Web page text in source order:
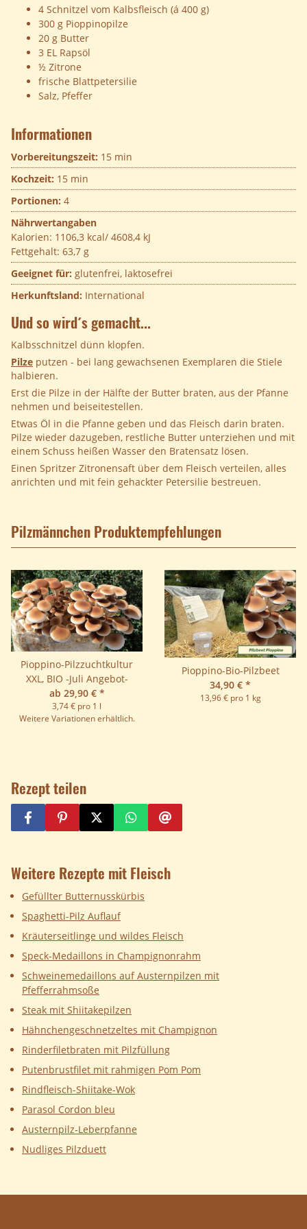
4 Schnitzel vom Kalbsfleisch (á 400 g)
300 g Pioppinopilze
20 g Butter
3 EL Rapsöl
½ Zitrone
frische Blattpetersilie
Salz, Pfeffer
Informationen
Vorbereitungszeit: 15 min
Kochzeit: 15 min
Portionen: 4
Nährwertangaben
Kalorien: 1106,3 kcal/ 4608,4 kJ
Fettgehalt: 63,7 g
Geeignet für: glutenfrei, laktosefrei
Herkunftsland: International
Und so wird´s gemacht...
Kalbsschnitzel dünn klopfen.
Pilze putzen - bei lang gewachsenen Exemplaren die Stiele
halbieren.
Erst die Pilze in der Hälfte der Butter braten, aus der Pfanne
nehmen und beiseitestellen.
Etwas Öl in die Pfanne geben und das Fleisch darin braten.
Pilze wieder dazugeben, restliche Butter unterziehen und mit
einem Schuss heißen Wasser den Bratensatz lösen.
Einen Spritzer Zitronensaft über dem Fleisch verteilen, alles
anrichten und mit fein gehackter Petersilie bestreuen.
Pilzmännchen Produktempfehlungen
Pioppino-Pilzzuchtkultur
XXL, BIO -Juli Angebot-
ab 29,90 € *
3,74 € pro 1 l
Weitere Variationen erhältlich.
Pioppino-Bio-Pilzbeet
34,90 € *
13,96 € pro 1 kg
Rezept teilen
Weitere Rezepte mit Fleisch
Gefüllter Butternusskürbis
Spaghetti-Pilz Auflauf
Kräuterseitlinge und wildes Fleisch
Speck-Medaillons in Champignonrahm
Schweinemedaillons auf Austernpilzen mit
Pfefferrahmsoße
Steak mit Shiitakepilzen
Hähnchengeschnetzeltes mit Champignon
Rinderfiletbraten mit Pilzfüllung
Putenbrustfilet mit rahmigen Pom Pom
Rindfleisch-Shiitake-Wok
Parasol Cordon bleu
Austernpilz-Leberpfanne
Nudliges Pilzduett